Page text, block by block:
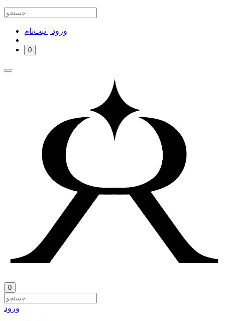
ورود | ثبت‌نام
0
0
ورود